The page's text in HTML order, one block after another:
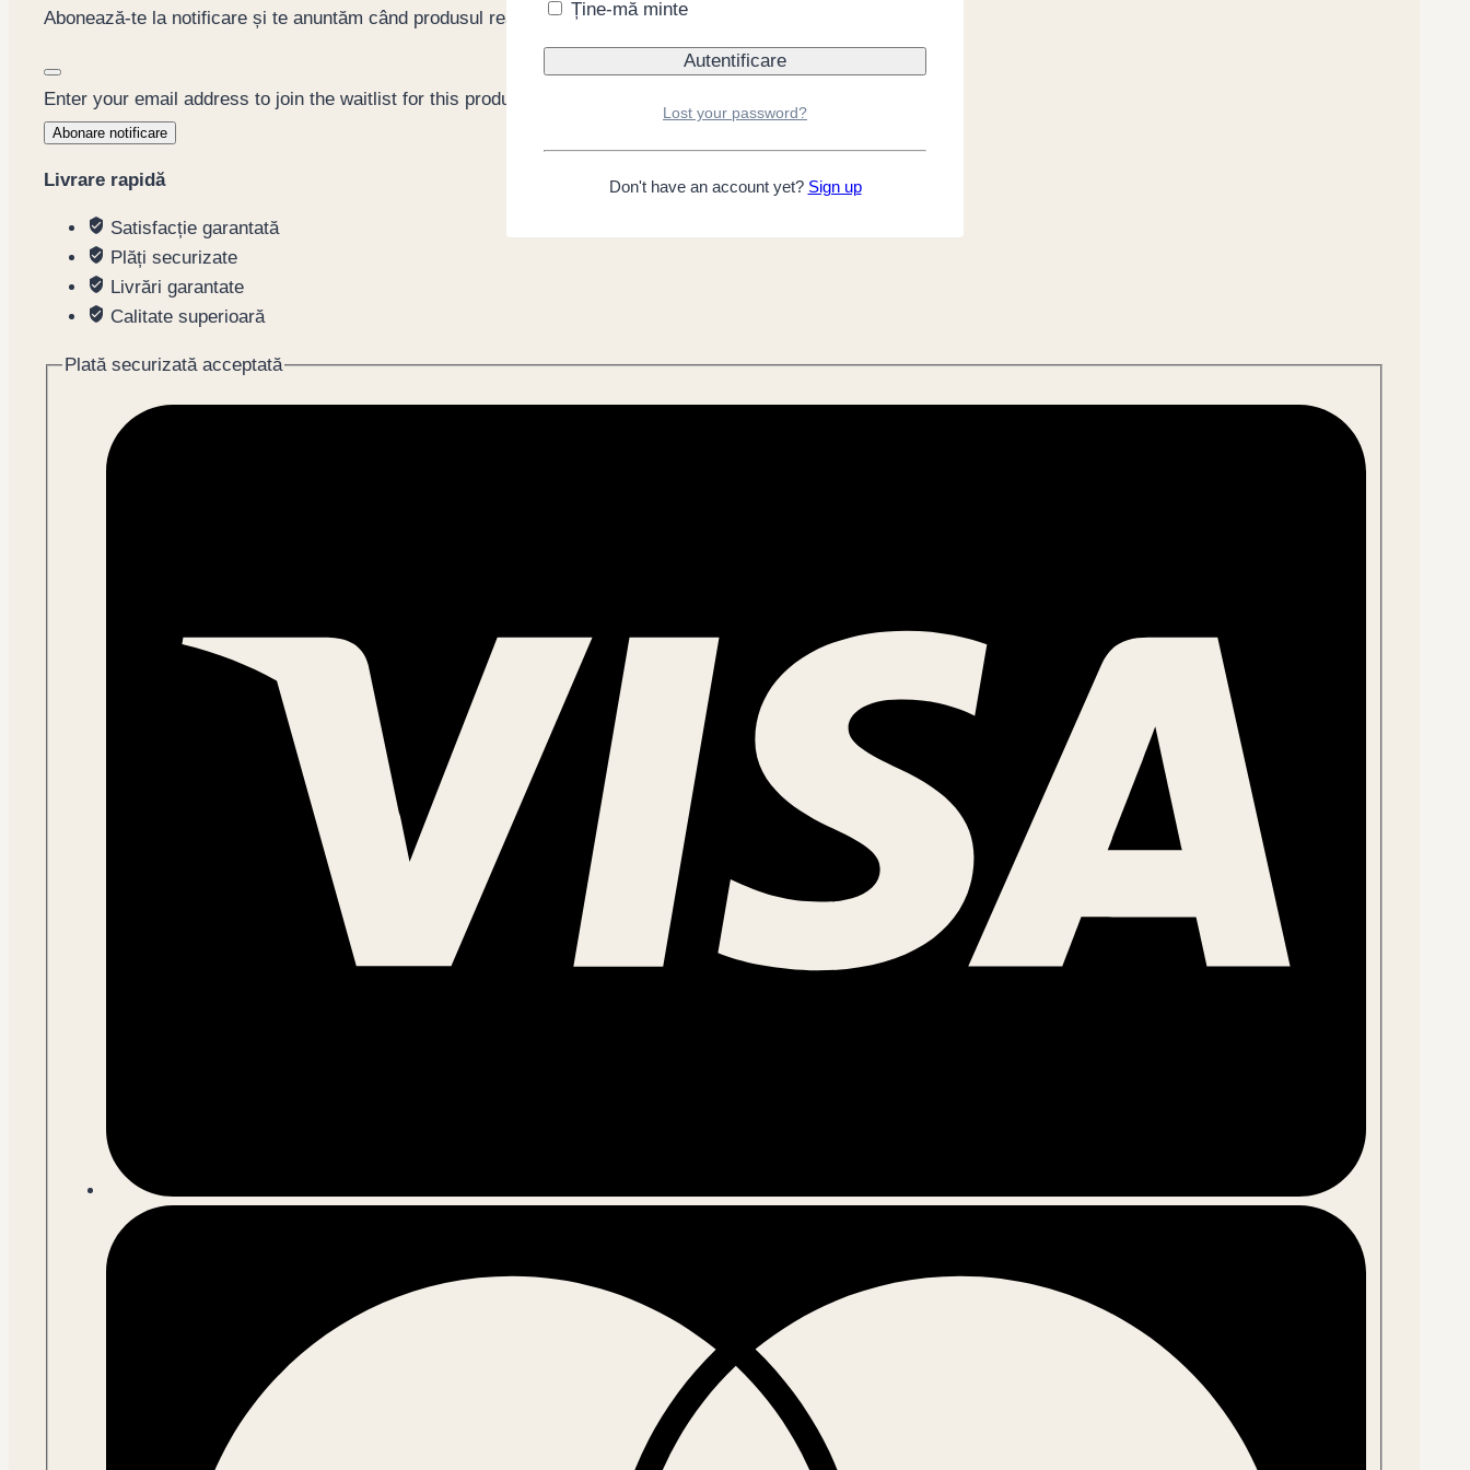
Abonează-te la notificare și te anuntăm când produsul reapare pe stoc.
Dismiss
notification
Enter your email address to join the waitlist for this product
Abonare notificare
Livrare rapidă
Satisfacție garantată
Plăți securizate
Livrări garantate
Calitate superioară
Plată securizată acceptată
Ține-mă minte
Lost your password?
Don't have an account yet? Sign up